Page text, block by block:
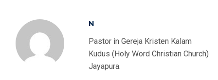
N
Pastor in Gereja Kristen Kalam
Kudus (Holy Word Christian Church)
Jayapura.